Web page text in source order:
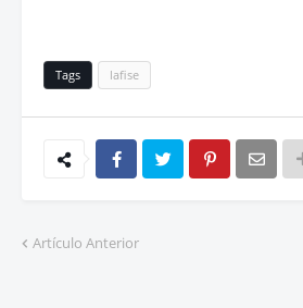
Tags lafise
Artículo Anterior